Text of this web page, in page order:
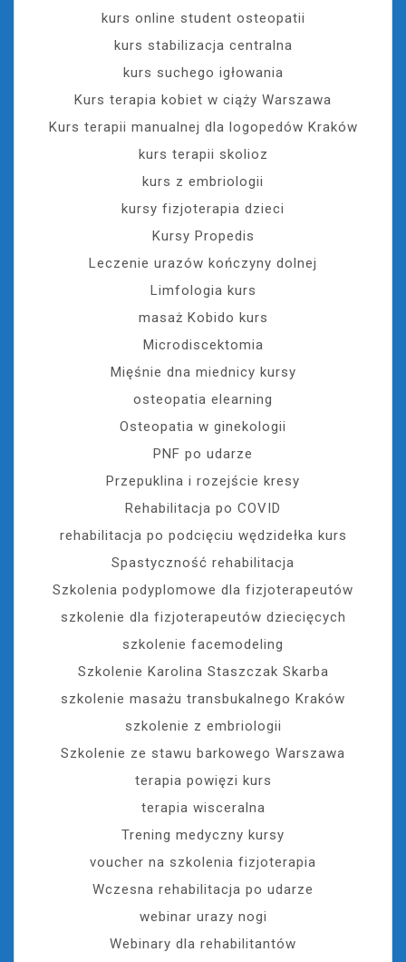
kurs online student osteopatii
kurs stabilizacja centralna
kurs suchego igłowania
Kurs terapia kobiet w ciąży Warszawa
Kurs terapii manualnej dla logopedów Kraków
kurs terapii skolioz
kurs z embriologii
kursy fizjoterapia dzieci
Kursy Propedis
Leczenie urazów kończyny dolnej
Limfologia kurs
masaż Kobido kurs
Microdiscektomia
Mięśnie dna miednicy kursy
osteopatia elearning
Osteopatia w ginekologii
PNF po udarze
Przepuklina i rozejście kresy
Rehabilitacja po COVID
rehabilitacja po podcięciu wędzidełka kurs
Spastyczność rehabilitacja
Szkolenia podyplomowe dla fizjoterapeutów
szkolenie dla fizjoterapeutów dziecięcych
szkolenie facemodeling
Szkolenie Karolina Staszczak Skarba
szkolenie masażu transbukalnego Kraków
szkolenie z embriologii
Szkolenie ze stawu barkowego Warszawa
terapia powięzi kurs
terapia wisceralna
Trening medyczny kursy
voucher na szkolenia fizjoterapia
Wczesna rehabilitacja po udarze
webinar urazy nogi
Webinary dla rehabilitantów